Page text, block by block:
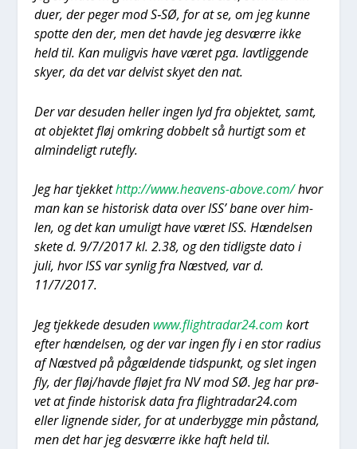
du­er, der peger mod S‑SØ, for at se, om jeg kun­ne
spot­te den der, men det hav­de jeg desvær­re ikke
held til. Kan mulig­vis have været pga. lav­t­lig­gen­de
sky­er, da det var del­vist sky­et den nat.
Der var des­u­den hel­ler ingen lyd fra objek­tet, samt,
at objek­tet fløj omkring dob­belt så hur­tigt som et
almin­de­ligt rute­fly.
Jeg har tjek­ket http://www.heavens-above.com/ hvor
man kan se histo­risk data over ISS’ bane over him­
len, og det kan umu­ligt have været ISS. Hæn­del­sen
ske­te d. 9/7/2017 kl. 2.38, og den tid­lig­ste dato i
juli, hvor ISS var syn­lig fra Næst­ved, var d.
11/7/2017.
Jeg tjek­ke­de des­u­den www.flightradar24.com kort
efter hæn­del­sen, og der var ingen fly i en stor radi­us
af Næst­ved på pågæl­den­de tids­punkt, og slet ingen
fly, der fløj/havde flø­jet fra NV mod SØ. Jeg har prø­
vet at fin­de histo­risk data fra flightradar24.com
eller lig­nen­de sider, for at under­byg­ge min påstand,
men det har jeg desvær­re ikke haft held til.